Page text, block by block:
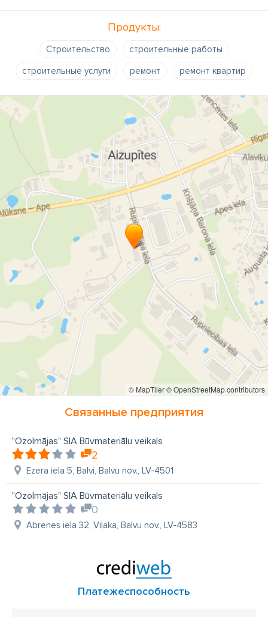
Продукты:
Строительство
строительные работы
строительные услуги
ремонт ремонт квартир
© MapTiler© OpenStreetMap contributors
Связанные предприятия
"Ozolmājas" SIA Būvmateriālu veikals
2
Ezera iela 5, Balvi, Balvu nov., LV-4501
"Ozolmājas" SIA Būvmateriālu veikals
0
Abrenes iela 32, Viļaka, Balvu nov., LV-4583
Платежеспособность